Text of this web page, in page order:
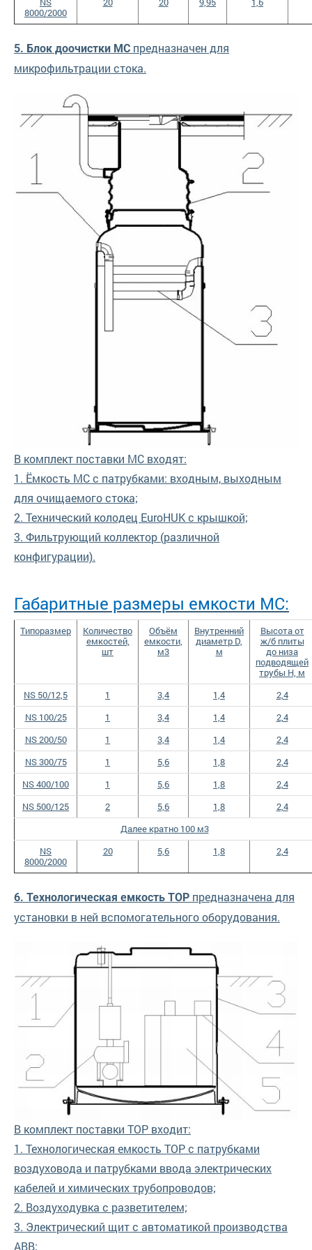
8000/2000
5. Блок доочистки MC предназначен для
микрофильтрации стока.
В комплект поставки МС входят:
1. Ёмкость МС с патрубками: входным, выходным
для очищаемого стока;
2. Технический колодец EuroHUK с крышкой;
3. Фильтрующий коллектор (различной
конфигурации).
Габаритные размеры емкости MC:
Типоразмер
Количество
емкостей,
шт
Объём
емкости,
м3
Внутренний
диаметр D,
м
Высота от
ж/б плиты
до низа
подводящей
трубы Н, м
NS 50/12,5
1 3,4 1,4
2,4
NS 100/25
1 3,4 1,4
2,4
NS 200/50
1 3,4 1,4
2,4
NS 300/75
1 5,6 1,8
2,4
NS 400/100
1 5,6 1,8
2,4
NS 500/125
2 5,6 1,8
2,4
Далее кратно 100 м3
NS
8000/2000
20 5,6 1,8 2,4
6. Технологическая емкость ТОР предназначена для
установки в ней вспомогательного оборудования.
В комплект поставки ТОР входит:
1. Технологическая емкость ТОР с патрубками
воздуховода и патрубками ввода электрических
кабелей и химических трубопроводов;
2. Воздуходувка с разветителем;
3. Электрический щит с автоматикой производства
АВВ;